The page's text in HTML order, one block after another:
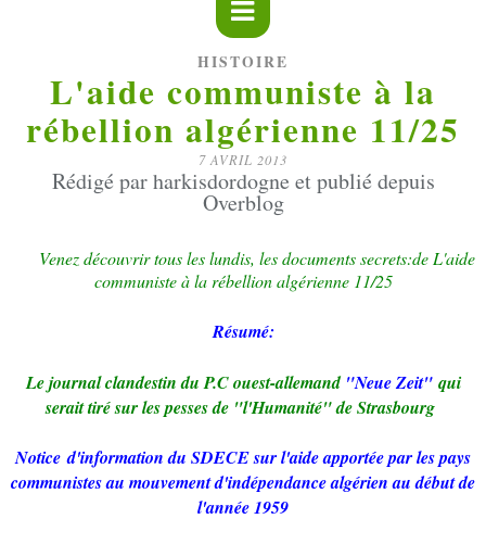
HISTOIRE
L'aide communiste à la
rébellion algérienne 11/25
7 AVRIL 2013
Rédigé par harkisdordogne et publié depuis
Overblog
Venez découvrir tous les lundis, les documents secrets:de L'aide
communiste à la rébellion algérienne 11/25
Résumé:
Le journal clandestin du P.C ouest-allemand "Neue Zeit"qui
serait tiré sur les pesses de "l'Humanité"de Strasbourg
Notice d'information du SDECE sur l'aide apportée par les pays
communistes au mouvement d'indépendance algérien au début de
l'année 1959